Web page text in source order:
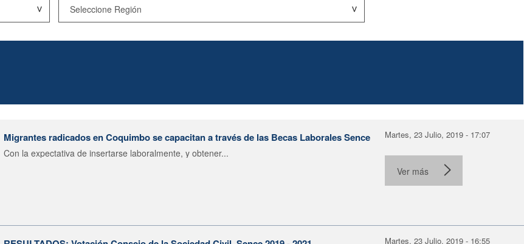
Migrantes radicados en Coquimbo se capacitan a través de las Becas Laborales Sence
Con la expectativa de insertarse laboralmente, y obtener...
Martes, 23 Julio, 2019 - 17:07
Ver más
Martes, 23 Julio, 2019 - 16:55